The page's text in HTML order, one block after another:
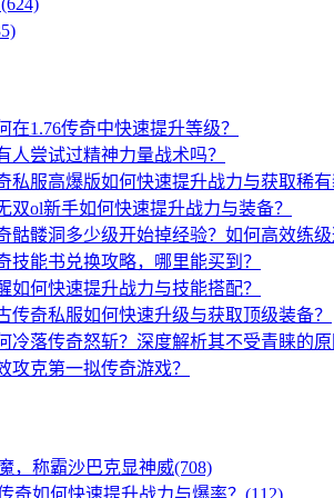
在1.76传奇中快速提升等级？
人尝试过精神力量战术吗？
私服高爆版如何快速提升战力与获取稀有
双ol新手如何快速提升战力与装备？
骷髅洞多少级开始掉经验？如何高效练级
技能书兑换攻略，哪里能买到？
如何快速提升战力与技能搭配？
传奇私服如何快速升级与获取顶级装备？
冷落传奇怒斩？深度解析其不受青睐的原
攻克第一拟传奇游戏？
，称霸沙巴克显神威(708)
奇如何快速提升战力与爆率？(112)